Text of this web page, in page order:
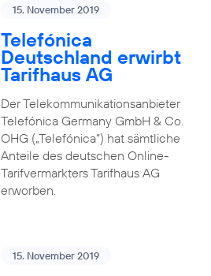
15. November 2019
Telefónica
Deutschland erwirbt
Tarifhaus AG
Der Telekommunikationsanbieter
Telefónica Germany GmbH & Co.
OHG („Telefónica“) hat sämtliche
Anteile des deutschen Online-
Tarifvermarkters Tarifhaus AG
erworben.
15. November 2019